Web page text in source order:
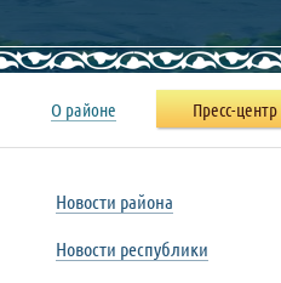
Новости района
Новости республики
О районе Пресс-центр